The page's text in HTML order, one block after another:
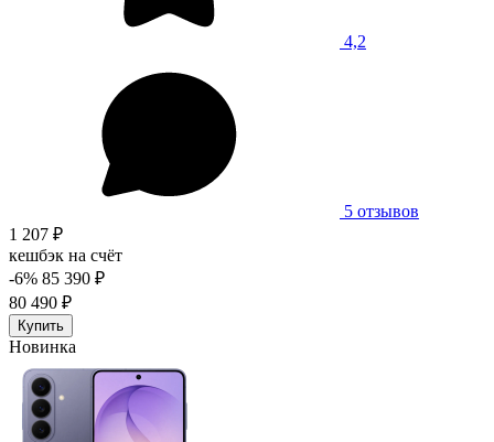
4,2
5 отзывов
1 207 ₽
кешбэк на счёт
-6% 85 390 ₽
80 490 ₽
Купить
Новинка